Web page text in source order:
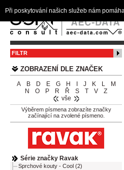
FILTR
ZOBRAZENÍ DLE ZNAČEK
A B D E G H J K L
M
N
O P R Ř S T V
Z
vše
Výběrem písmena zobrazíte značky
začínající na zvolené písmeno.
Série značky Ravak
Sprchové kouty - Cool (2)
Při poskytování našich služeb nám